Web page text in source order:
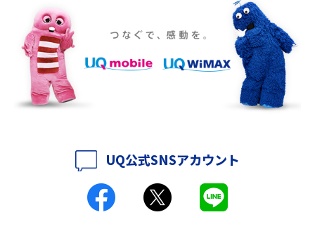
iPhone 16eとiPhone SE（第3世代）の違いは？サイズやスペックを比較し
て解説
iPhone 16eとiPhone 14を徹底比較！スペック・機能の違いをわかりやすく
紹介
iPhone 16とiPhone 15の違いは？カメラ・スペック・機能を徹底比較
iPhoneの機種変更のやり方は？事前準備・手順やデータ移行方法をわかり
UQ公式SNSアカウント